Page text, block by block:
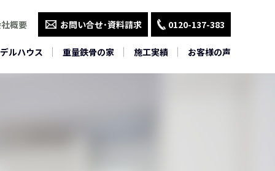
概要 お問い合せ･資料請求 0120-137-383
ルハウス 重量鉄骨の家 施工実績 お客様の声